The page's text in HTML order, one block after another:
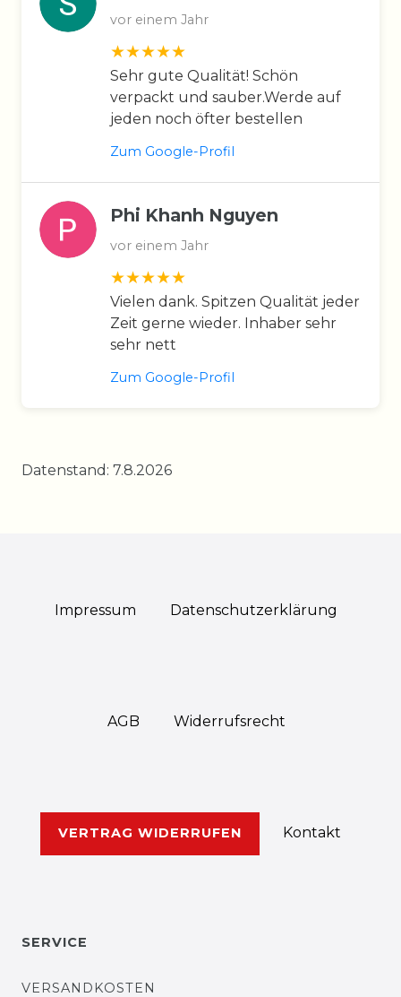
vor einem Jahr
Sehr gute Qualität! Schön
verpackt und sauber.Werde auf
jeden noch öfter bestellen
Zum Google-Profil
Phi Khanh Nguyen
vor einem Jahr
Vielen dank. Spitzen Qualität jeder
Zeit gerne wieder. Inhaber sehr
sehr nett
Zum Google-Profil
Datenstand: 7.8.2026
Impressum Daten­schutz­erklärung
AGB Widerrufs­recht
VERTRAG WIDERRUFEN Kontakt
SERVICE
VERSANDKOSTEN